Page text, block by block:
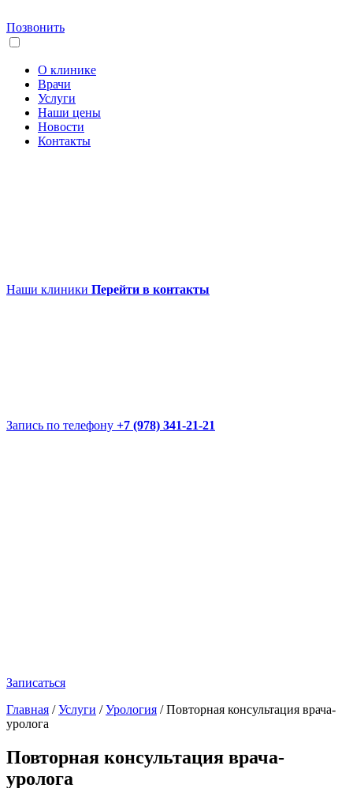
Позвонить
О клинике
Врачи
Услуги
Наши цены
Новости
Контакты
Наши клиники Перейти в контакты
Запись по телефону +7 (978) 341-21-21
Записаться
Главная /Услуги /Урология /Повторная консультация врача-
уролога
Повторная консультация врача-
уролога